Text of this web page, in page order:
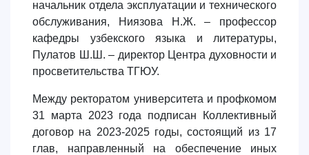
начальник отдела эксплуатации и технического
обслуживания, Ниязова Н.Ж. – профессор
кафедры узбекского языка и литературы,
Пулатов Ш.Ш. – директор Центра духовности и
просветительства ТГЮУ.
Между ректоратом университета и профкомом
31 марта 2023 года подписан Коллективный
договор на 2023-2025 годы, состоящий из 17
глав, направленный на обеспечение иных